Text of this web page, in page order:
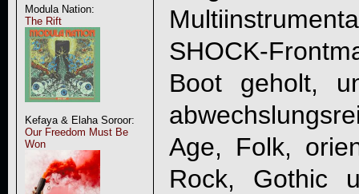
Modula Nation:
The Rift
Kefaya & Elaha Soroor:
Our Freedom Must Be
Won
SHOCK-
Boot geholt,
Age, Folk,
Rock, Gothic